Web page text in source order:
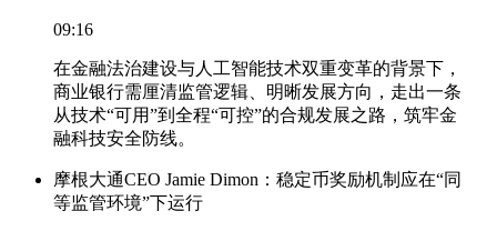
09:16
在金融法治建设与人工智能技术双重变革的背景下，
商业银行需厘清监管逻辑、明晰发展方向，走出一条
从技术“可用”到全程“可控”的合规发展之路，筑牢金
融科技安全防线。
摩根大通CEO Jamie Dimon：稳定币奖励机制应在“同
等监管环境”下运行